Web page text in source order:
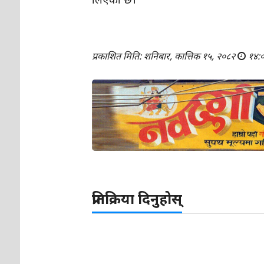
प्रकाशित मिति: शनिबार, कात्तिक १५, २०८२
प्रतिक्रिया दिनुहोस्